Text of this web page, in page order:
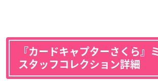
『カードキャプターさくら』
スタッフコレクション詳細